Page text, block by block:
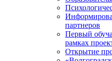
партнеров
Первый
рамках
Открытие